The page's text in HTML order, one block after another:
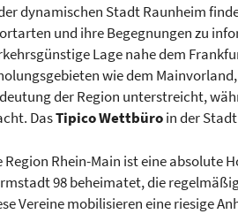
dynamischen Stadt Raunheim
und ihre Begegnungen zu
Lage nahe dem
wie dem
der Region unterstreicht,
DasTipico Wettbüroin der
Region Rhein-Main ist eine absolute
98 beheimatet, die
Vereine mobilisieren eine riesige